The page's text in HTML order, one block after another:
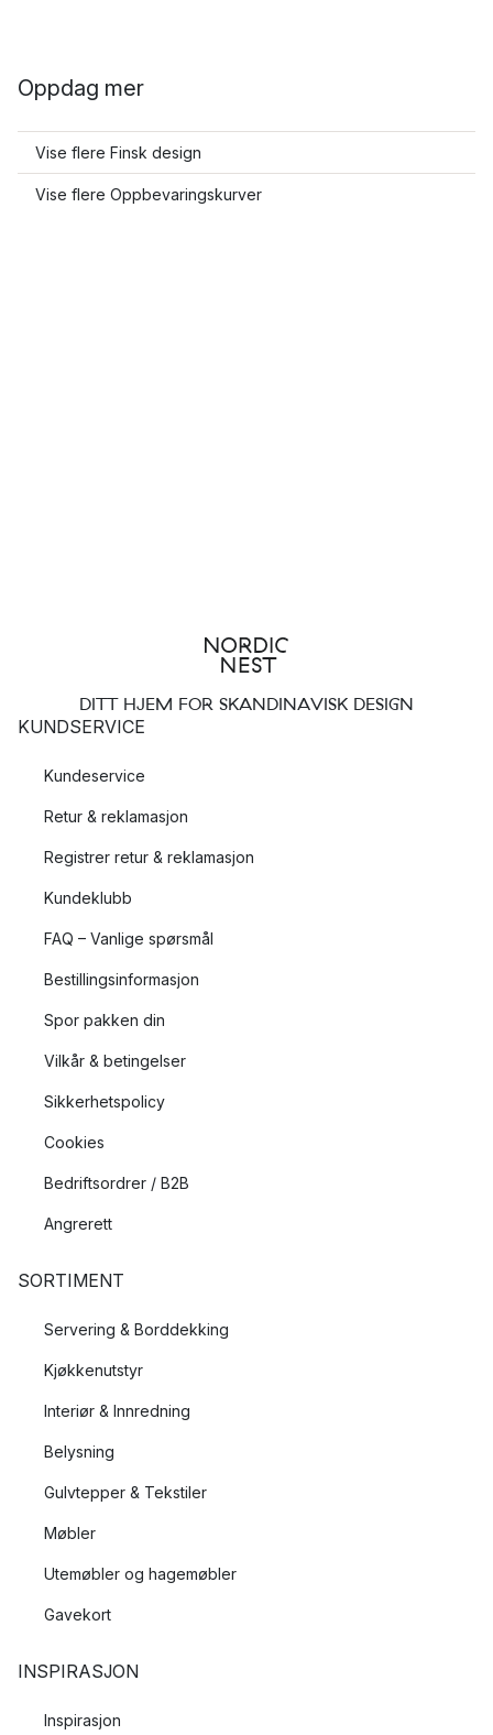
Oppdag mer
Vise flere Finsk design
Vise flere Oppbevaringskurver
DITT HJEM FOR SKANDINAVISK DESIGN
KUNDSERVICE
Kundeservice
Retur & reklamasjon
Registrer retur & reklamasjon
Kundeklubb
FAQ – Vanlige spørsmål
Bestillingsinformasjon
Spor pakken din
Vilkår & betingelser
Sikkerhetspolicy
Cookies
Bedriftsordrer / B2B
Angrerett
SORTIMENT
Servering & Borddekking
Kjøkkenutstyr
Interiør & Innredning
Belysning
Gulvtepper & Tekstiler
Møbler
Utemøbler og hagemøbler
Gavekort
INSPIRASJON
Inspirasjon